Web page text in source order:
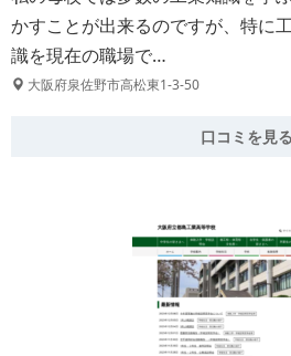
かすことが出来るのですが、特に
識を現在の職場で…
大阪府泉佐野市高松東1-3-50
口コミを見る